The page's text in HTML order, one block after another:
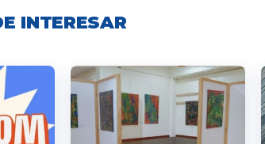
INTERESAR